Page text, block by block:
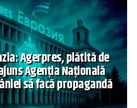
Agerpres, plătită de
Agenția Națională
să facă propagandă